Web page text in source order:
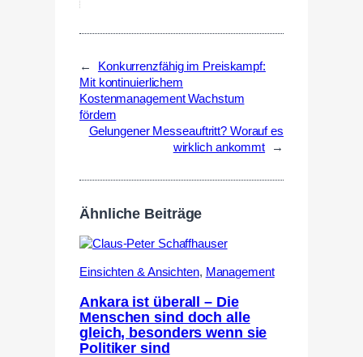
←
Konkurrenzfähig im Preiskampf:
Mit kontinuierlichem
Kostenmanagement Wachstum
fördern
Gelungener Messeauftritt? Worauf es
wirklich ankommt
→
Ähnliche Beiträge
Einsichten & Ansichten, Management
Ankara ist überall – Die
Menschen sind doch alle
gleich, besonders wenn sie
Politiker sind